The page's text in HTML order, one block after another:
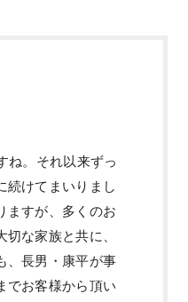
ね。それ以来ずっ
続けてまいりまし
ますが、多くのお
な家族と共に、
、長男・康平が事
でお客様から頂い